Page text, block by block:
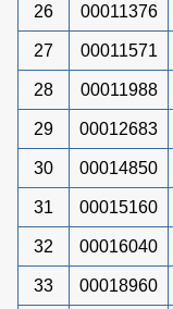
26 00011376
27 00011571
28 00011988
29 00012683
30 00014850
31 00015160
32 00016040
33 00018960